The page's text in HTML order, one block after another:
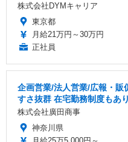
株式会社DYMキャリア
東京都
月給21万円～30万円
正社員
企画営業/法人営業/広報・販
すさ抜群 在宅勤務制度もあり
株式会社廣田商事
神奈川県